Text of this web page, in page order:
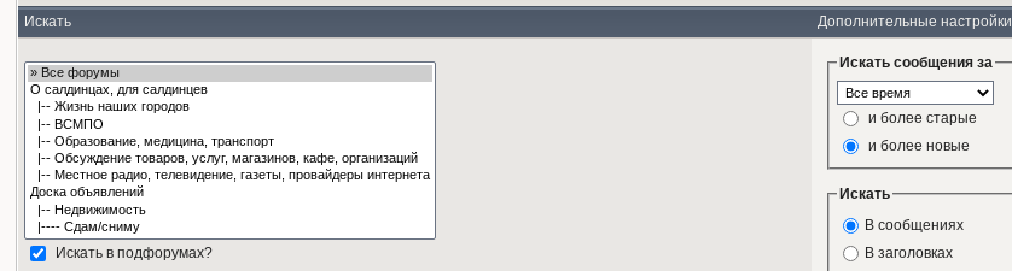
Искать Дополнительные настройки
Искать в подфорумах?
Искать сообщения за
и более старые
и более новые
Искать
В сообщениях
В заголовках